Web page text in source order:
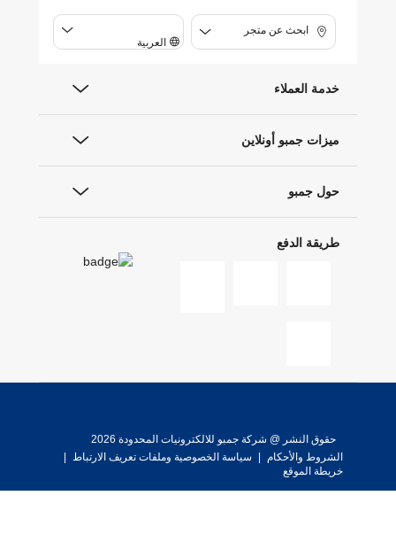
ابحث عن متجر
العربية
خدمة العملاء
ميزات جمبو أونلاين
حول جمبو
طريقة الدفع
حقوق النشر @ شركة جمبو للالكترونيات المحدودة 2026
الشروط والأحكام
سياسة الخصوصية وملفات تعريف الارتباط
خريطة الموقع